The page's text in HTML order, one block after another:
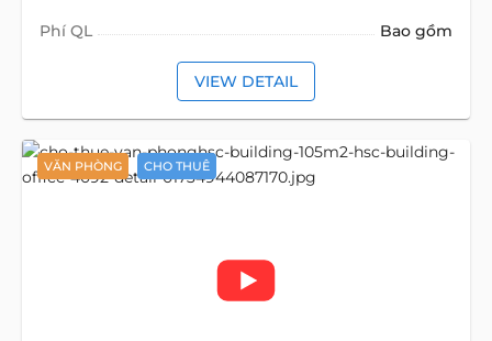
Phí QL Bao gồm
VIEW DETAIL
VĂN PHÒNG CHO THUÊ